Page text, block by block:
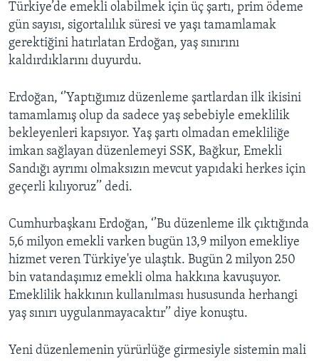
Türkiye’de emekli olabilmek için üç şartı, prim ödeme
gün sayısı, sigortalılık süresi ve yaşı tamamlamak
gerektiğini hatırlatan Erdoğan, yaş sınırını
kaldırdıklarını duyurdu.
Erdoğan, ‘’Yaptığımız düzenleme şartlardan ilk ikisini
tamamlamış olup da sadece yaş sebebiyle emeklilik
bekleyenleri kapsıyor. Yaş şartı olmadan emekliliğe
imkan sağlayan düzenlemeyi SSK, Bağkur, Emekli
Sandığı ayrımı olmaksızın mevcut yapıdaki herkes için
geçerli kılıyoruz’’ dedi.
Cumhurbaşkanı Erdoğan, ‘’Bu düzenleme ilk çıktığında
5,6 milyon emekli varken bugün 13,9 milyon emekliye
hizmet veren Türkiye'ye ulaştık. Bugün 2 milyon 250
bin vatandaşımız emekli olma hakkına kavuşuyor.
Emeklilik hakkının kullanılması hususunda herhangi
yaş sınırı uygulanmayacaktır’’ diye konuştu.
Yeni düzenlemenin yürürlüğe girmesiyle sistemin mali